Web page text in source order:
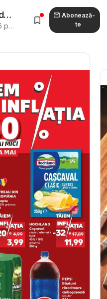
Catalog Kaufland de la 13.05.2026 - Revista "Kaufland Viseu de Sus"
de miercuri 13.05.2026 până marți 19.05.2026
Abonează-
te